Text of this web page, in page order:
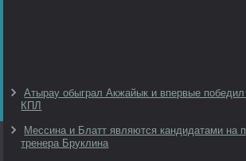
Атырау обыграл Акжайык и впервые
КПЛ
Мессина и Блатт являются кандидатами на
тренера Бруклина